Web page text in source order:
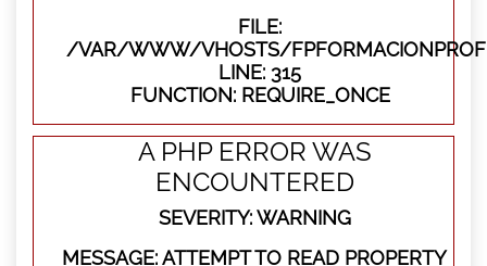
FILE:
/VAR/WWW/VHOSTS/
LINE: 315
FUNCTION: REQUIRE_ONCE
A PHP ERROR WAS
ENCOUNTERED
SEVERITY: WARNING
MESSAGE: ATTEMPT TO READ PROPERTY